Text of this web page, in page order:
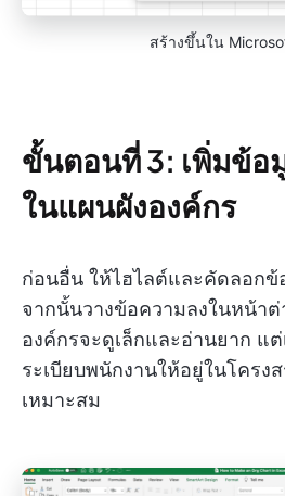
สร้างขึ้นใน
ขั้นตอนที่ 3: เพิ่มข้อ
ในแผนผังองค์กร
ก่อนอื่น ให้ไฮไลต์และคัดลอก
จากนั้นวางข้อความลงในหน้าต่
องค์กรจะดูเล็กและอ่านยาก แ
ระเบียบพนักงานให้อยู่ในโครง
เหมาะสม